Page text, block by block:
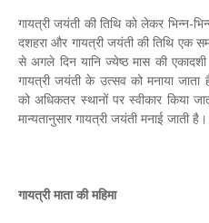
गायत्री जयंती की तिथि को लेकर भिन्न-
दशहरा और गायत्री जयंती की तिथि एक
से अगले दिन यानि ज्येष्ठ मास की
गायत्री जयंती के उत्सव को मनाया जाता
को अधिकतर स्थानों पर स्वीकार किया
मान्यतानुसार गायत्री जयंती मनाई जाती है।
गायत्री माता की महिमा